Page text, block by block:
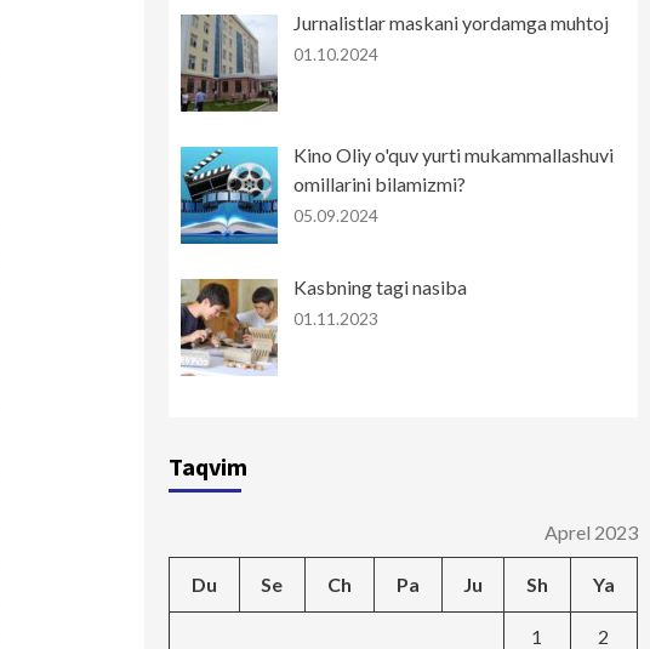
Jurnalistlar maskani yordamga muhtoj
01.10.2024
Kino Oliy o'quv yurti mukammallashuvi
omillarini bilamizmi?
05.09.2024
Kasbning tagi nasiba
01.11.2023
Taqvim
Aprel 2023
Du Se Ch Pa Ju Sh Ya
1 2